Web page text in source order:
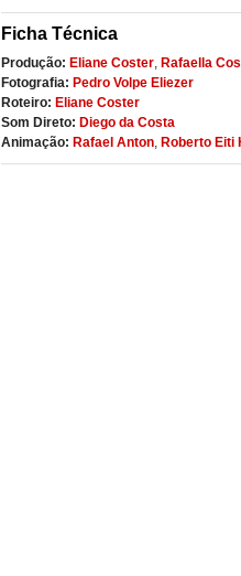
Ficha Técnica
Produção: Eliane Coster, Rafaella
Fotografia: Pedro Volpe Eliezer
Roteiro: Eliane Coster
Som Direto: Diego da Costa
Animação: Rafael Anton, Roberto Eiti